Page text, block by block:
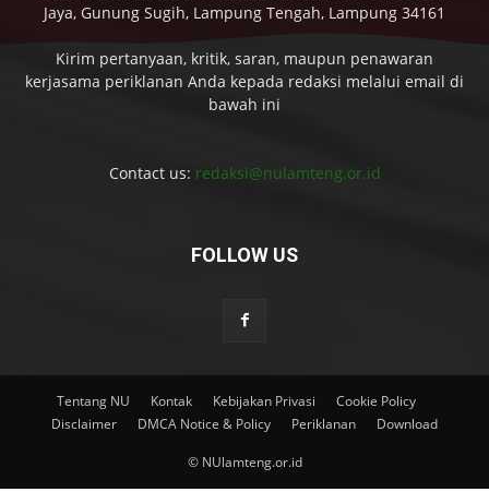
Jaya, Gunung Sugih, Lampung Tengah, Lampung 34161
Kirim pertanyaan, kritik, saran, maupun penawaran
kerjasama periklanan Anda kepada redaksi melalui email di
bawah ini
Contact us: redaksi@nulamteng.or.id
FOLLOW US
Tentang NU Kontak Kebijakan Privasi
Cookie Policy
Disclaimer
DMCA Notice & Policy Periklanan Download
© NUlamteng.or.id